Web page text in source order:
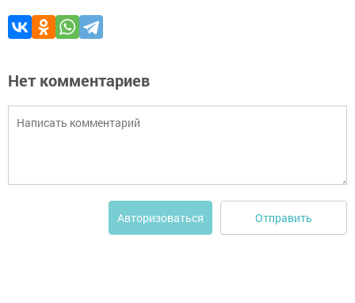
Нет комментариев
Авторизоваться Отправить